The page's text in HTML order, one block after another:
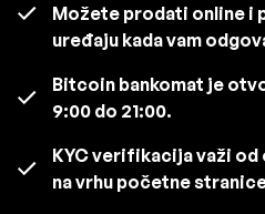
Možete prodati online i
uređaju kada vam
Bitcoin bankomat je
9:00 do 21:00.
KYC verifikacija važi
na vrhu početne